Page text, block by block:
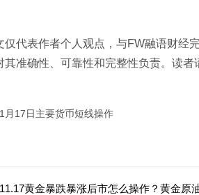
仅代表作者个人观点，与FW融语财
其准确性、可靠性和完整性负责。读
月17日主要货币短线操作
黄金暴跌暴涨后市怎么操作？黄金原